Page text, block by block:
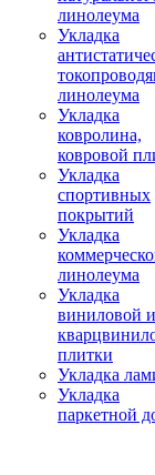
линолеума
Укладка
линолеума
Укладка
ковролина,
ковровой
Укладка
спортивных
покрытий
Укладка
линолеума
Укладка
виниловой и
плитки
Укладка
Укладка
паркетной